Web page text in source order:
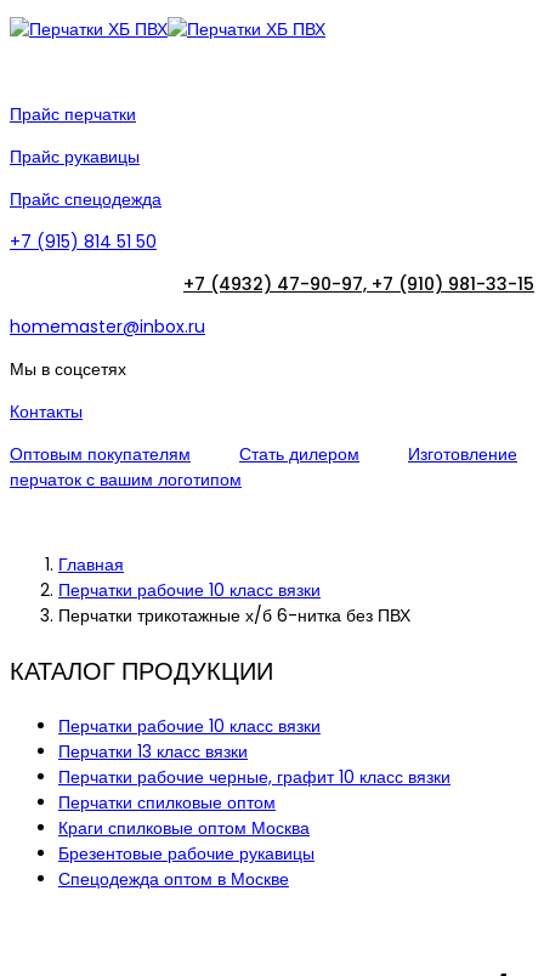
Прайс перчатки
Прайс рукавицы
Прайс спецодежда
+7 (915) 814 51 50
+7 (4932) 47-90-97, +7 (910) 981-33-15
homemaster@inbox.ru
Мы в соцсетях
Контакты
Оптовым покупателям
Стать дилером
Изготовление
перчаток с вашим логотипом
Главная
Перчатки рабочие 10 класс вязки
Перчатки трикотажные х/б 6-нитка без ПВХ
КАТАЛОГ ПРОДУКЦИИ
Перчатки рабочие 10 класс вязки
Перчатки 13 класс вязки
Перчатки рабочие черные, графит 10 класс вязки
Перчатки спилковые оптом
Краги спилковые оптом Москва
Брезентовые рабочие рукавицы
Спецодежда оптом в Москве